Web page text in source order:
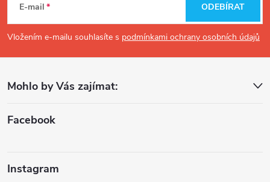
p
a
E-mail
Vložením e-mailu souhlasíte s podmínkami ochrany osobních údajů
ODEBÍRAT
Mohlo by Vás zajímat:
Facebook
Instagram